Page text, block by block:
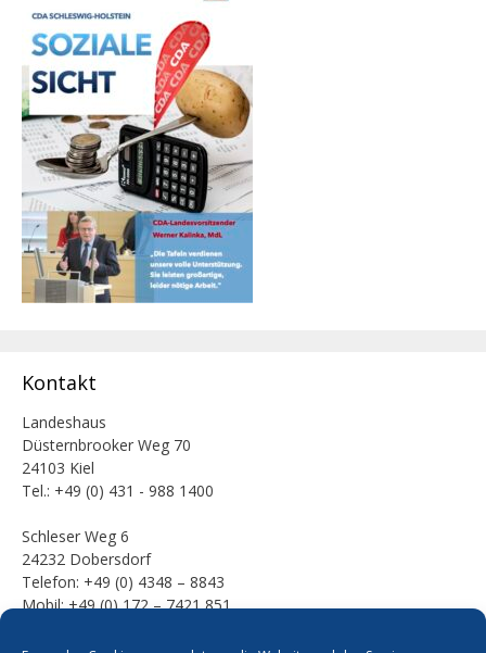
Kontakt
Landeshaus
Düsternbrooker Weg 70
24103 Kiel
Tel.: +49 (0) 431 - 988 1400
Schleser Weg 6
24232 Dobersdorf
Telefon: +49 (0) 4348 – 8843
Mobil: +49 (0) 172 – 7421 851